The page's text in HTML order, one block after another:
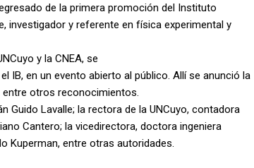
de la primera promoción del Instituto
investigador y referente en física experimental y
y la CNEA, se
IB, en un evento abierto al público. Allí se anunció la
entre otros reconocimientos.
Guido Lavalle; la rectora de la UNCuyo, contadora
Cantero; la vicedirectora, doctora ingeniera
Kuperman, entre otras autoridades.